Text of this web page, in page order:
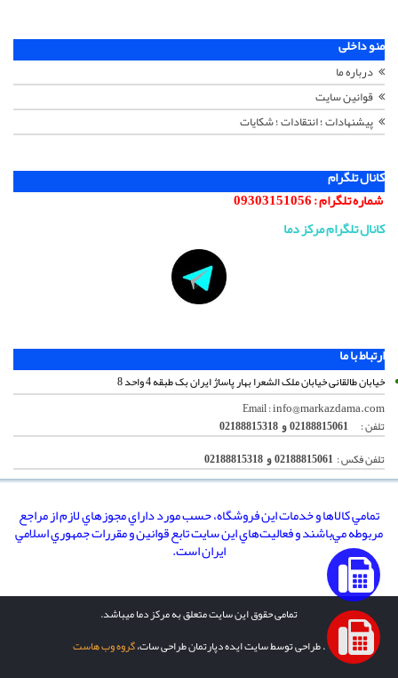
منو داخلی
درباره ما
قوانین سایت
پیشنهادات ؛ انتقادات ؛ شکایات
کانال تلگرام
شماره تلگرام :09303151056
کانال تلگرام مرکز دما
ارتباط با ما
خیابان طالقانی خیابان ملک الشعرا بهار پاساژ ایران بک طبقه 4 واحد 8
Email :info@markazdama.com
تلفن :
02188815061 و 02188815318
تلفن فکس : 02188815061 و 02188815318
تمامي كالاها و خدمات اين فروشگاه، حسب مورد داراي مجوزهاي لازم از مراجع
مربوطه مي‌باشند و فعاليت‌هاي اين سايت تابع قوانين و مقررات جمهوري اسلامي
ايران است.
تمامی حقوق این سایت متعلق به مرکز دما میباشد.
. طراحی توسط سایت ایده دپارتمان طراحی سات،گروه وب هاست